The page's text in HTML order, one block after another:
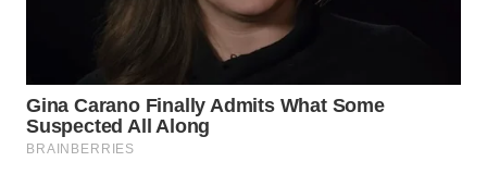
WAHANA
INFRASTRUKTUR